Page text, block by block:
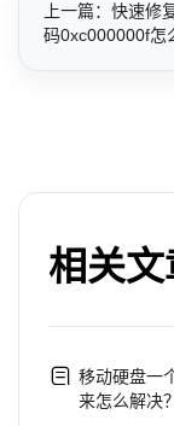
上一篇：快速修
码0xc000000f怎
相关文
移动硬盘一
来怎么解决？